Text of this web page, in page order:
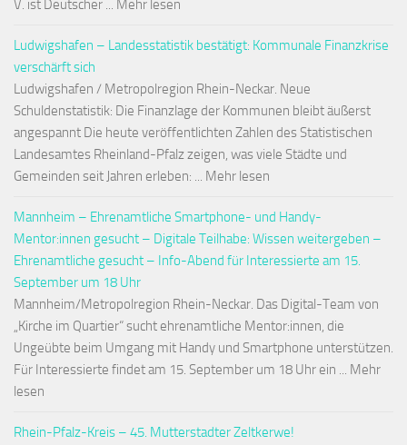
V. ist Deutscher ... Mehr lesen
Ludwigshafen – Landesstatistik bestätigt: Kommunale Finanzkrise
verschärft sich
Ludwigshafen / Metropolregion Rhein-Neckar. Neue
Schuldenstatistik: Die Finanzlage der Kommunen bleibt äußerst
angespannt Die heute veröffentlichten Zahlen des Statistischen
Landesamtes Rheinland-Pfalz zeigen, was viele Städte und
Gemeinden seit Jahren erleben: ... Mehr lesen
Mannheim – Ehrenamtliche Smartphone- und Handy-
Mentor:innen gesucht – Digitale Teilhabe: Wissen weitergeben –
Ehrenamtliche gesucht – Info-Abend für Interessierte am 15.
September um 18 Uhr
Mannheim/Metropolregion Rhein-Neckar. Das Digital-Team von
„Kirche im Quartier“ sucht ehrenamtliche Mentor:innen, die
Ungeübte beim Umgang mit Handy und Smartphone unterstützen.
Für Interessierte findet am 15. September um 18 Uhr ein ... Mehr
lesen
Rhein-Pfalz-Kreis – 45. Mutterstadter Zeltkerwe!